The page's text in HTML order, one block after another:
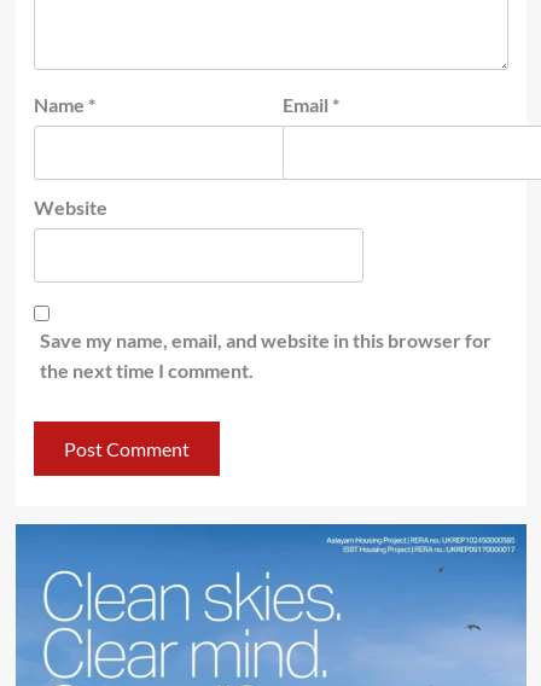
Name * Email *
Website
Save my name, email, and website in this browser for
the next time I comment.